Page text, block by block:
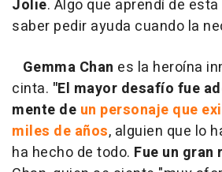
Jolie. Algo que aprendí de
saber pedir ayuda cuando la
Gemma Chan es la heroína
cinta. "El mayor desafío fue
mente de un personaje que
miles de años, alguien que lo
ha hecho de todo. Fue un gran